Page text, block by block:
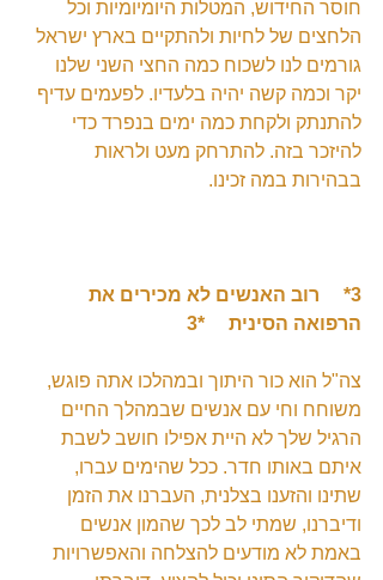
חוסר החידוש, המטלות היומיומיות וכל
הלחצים של לחיות ולהתקיים בארץ ישראל
גורמים לנו לשכוח כמה החצי השני שלנו
יקר וכמה קשה יהיה בלעדיו. לפעמים עדיף
להתנתק ולקחת כמה ימים בנפרד כדי
להיזכר בזה. להתרחק מעט ולראות
בבהירות במה זכינו.
3*     רוב האנשים לא מכירים את
הרפואה הסינית     *3
צה"ל הוא כור היתוך ובמהלכו אתה פוגש,
משוחח וחי עם אנשים שבמהלך החיים
הרגיל שלך לא היית אפילו חושב לשבת
איתם באותו חדר. ככל שהימים עברו,
שתינו והזענו בצלנית, העברנו את הזמן
ודיברנו, שמתי לב לכך שהמון אנשים
באמת לא מודעים להצלחה והאפשרויות